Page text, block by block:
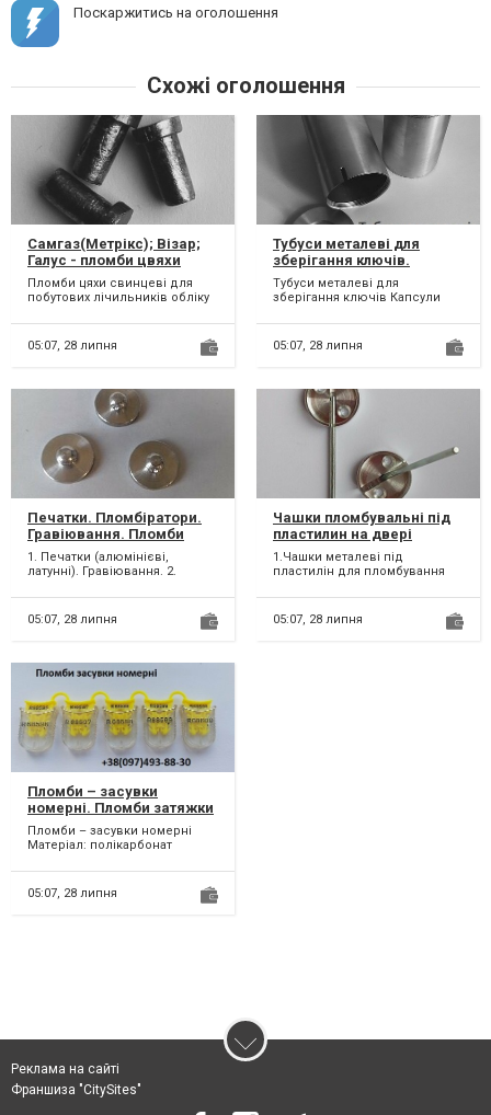
Поскаржитись на оголошення
Схожі оголошення
Самгаз(Метрікс); Візар;
Галус - пломби цвяхи
свинцеві для побутових
лічильників обліку
Пломби цяхи свинцеві для
побутових лічильників обліку
ніжки; висота за...
05:07, 28 липня
Тубуси металеві для
зберігання ключів.
Капсули часу.
Тубуси металеві для
зберігання ключів Капсули
пломбою Тубуси д...
05:07, 28 липня
Печатки. Пломбіратори.
Гравіювання. Пломби
свинцеві. Дріт
пломбувальний.
1. Печатки (алюмінієві,
латунні). Гравіювання. 2.
пломбування свинцевими
пломба...
05:07, 28 липня
Чашки пломбувальні під
пластилин на двері
приміщень, сейфів.
Печатки, пломбіри.
1.Чашки металеві під
пластилін для пломбування
металеві під пластилін...
05:07, 28 липня
Пломби – засувки
номерні. Пломби затяжки
номерні. Наклейки.
Пломби – засувки номерні
Матеріал: полікарбонат
Ширина 21,5 Глибина 6...
05:07, 28 липня
Реклама на сайті
Франшиза "CitySites"